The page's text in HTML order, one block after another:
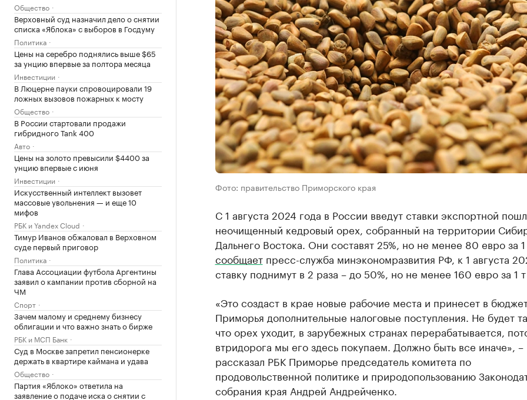
Общество
Верховный суд назначил дело о снятии
списка «Яблока» с выборов в Госдуму
Политика
Цены на серебро поднялись выше $65
за унцию впервые за полтора месяца
Инвестиции
В Люцерне пауки спровоцировали 19
ложных вызовов пожарных к мосту
Общество
В России стартовали продажи
гибридного Tank 400
Авто
Цены на золото превысили $4400 за
унцию впервые с июня
Инвестиции
Искусственный интеллект вызовет
массовые увольнения — и еще 10
мифов
РБК и Yandex Cloud
Тимур Иванов обжаловал в Верховном
суде первый приговор
Политика
Глава Ассоциации футбола Аргентины
заявил о кампании против сборной на
ЧМ
Спорт
Зачем малому и среднему бизнесу
облигации и что важно знать о бирже
РБК и МСП Банк
Суд в Москве запретил пенсионерке
держать в квартире каймана и удава
Общество
Партия «Яблоко» ответила на
заявление о подаче иска о снятии с
Фото: правительство Приморского края
С 1 августа 2024 года в России введут ставки экспортной
неочищенный кедровый орех, собранный на территории
Дальнего Востока. Они составят 25%, но не менее 80 евро за 1
сообщаетпресс-служба минэкономразвития РФ, к 1 августа
ставку поднимут в 2 раза – до 50%, но не менее 160 евро за 1
«Это создаст в крае новые рабочие места и принесет в
Приморья дополнительные налоговые поступления. Не будет
что орех уходит, в зарубежных странах перерабатывается,
втридорога мы его здесь покупаем. Должно быть все иначе», –
рассказал РБК Приморье председатель комитета по
продовольственной политике и природопользованию
собрания края Андрей Андрейченко.